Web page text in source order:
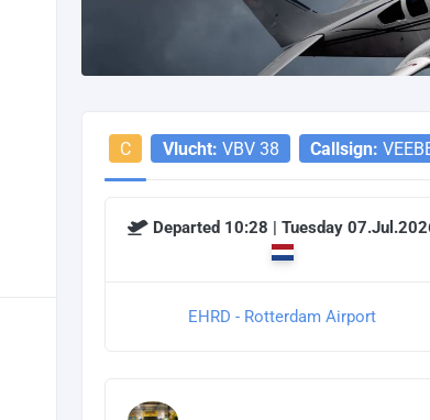
C Vlucht: VBV 38 Callsign:
Departed 10:28 | Tuesday
EHRD - Rotterdam Airport